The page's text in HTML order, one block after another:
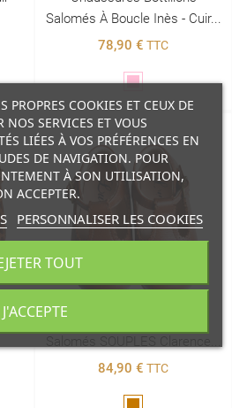
Salomés À Boucle Inès - Cuir...
78,90 € TTC
Rose
84,90 € TTC
PROPRES COOKIES ET CEUX DE
SERVICES ET VOUS
LIÉES À VOS PRÉFÉRENCES EN
DE NAVIGATION. POUR
À SON UTILISATION,
ACCEPTER.
PERSONNALISER LES COOKIES
TOUT
J'ACCEPTE